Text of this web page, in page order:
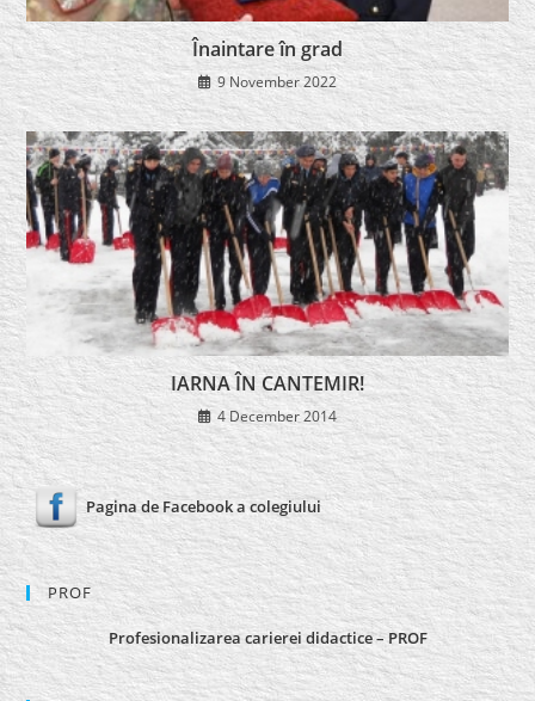
Înaintare în grad
9 November 2022
IARNA ÎN CANTEMIR!
4 December 2014
Pagina de Facebook a colegiului
PROF
Profesionalizarea carierei didactice – PROF